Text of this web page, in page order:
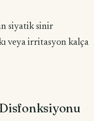
siyatik sinir
veya irritasyon kalça